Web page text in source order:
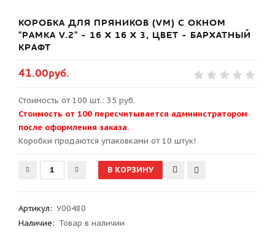
КОРОБКА ДЛЯ ПРЯНИКОВ (VM) С ОКНОМ
"РАМКА V.2" - 16 Х 16 Х 3, ЦВЕТ - БАРХАТНЫЙ
КРАФТ
41.00руб.
Стоимость от 100 шт.: 35 руб.
Стоимость от 100 пересчитывается администратором
после оформления заказа.
Kоробки продаются упаковками от 10 штук!
Артикул: У00480
Наличие: Товар в наличии